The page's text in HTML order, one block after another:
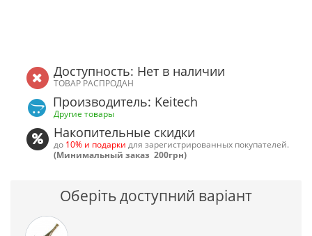
Доступность: Нет в наличии
ТОВАР РАСПРОДАН
Производитель: Keitech
Другие товары
Накопительные скидки
до 10% и подарки для зарегистрированных покупателей.
(Минимальный заказ 200грн)
Оберіть доступний варіант